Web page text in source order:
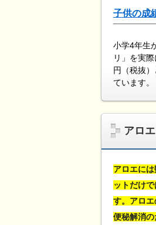
子供の成
小学4年生
リ」を実
円（税抜
ています。
アロ
アロエに
ットだけ
す。アロエ
便秘解消